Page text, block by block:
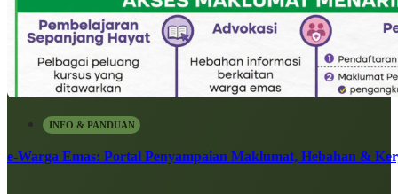
INFO & PANDUAN
e-Warga Emas: Portal Penyampaian Maklumat, Hebahan &